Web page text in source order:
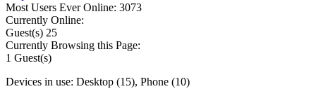
Most Users Ever Online: 3073
Currently Online:
Guest(s) 25
Currently Browsing this Page:
1 Guest(s)
Devices in use: Desktop (15), Phone (10)